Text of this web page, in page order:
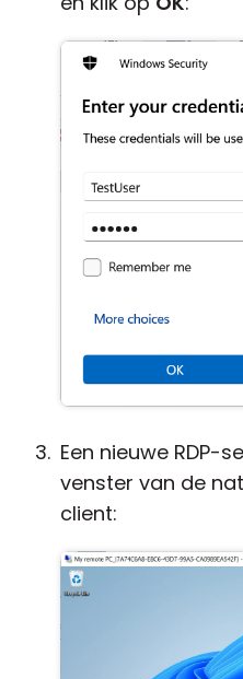
Een nieuwe RDP-
venster van de
client: